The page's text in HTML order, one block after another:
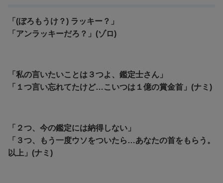
「(ぼろもうけ？) ラッキー？」
「アンラッキーだろ？」(ゾロ)
「私の言いたいことは３つよ、鑑定士さん」
「１つ言い忘れてたけど…こいつは１億の賞金首」(ナミ)
「２つ、今の鑑定には納得しない」
「３つ、もう一度ウソをついたら…あなたの首をもらう。
以上」(ナミ)